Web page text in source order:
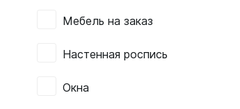
Мебель на заказ
Настенная роспись
Окна